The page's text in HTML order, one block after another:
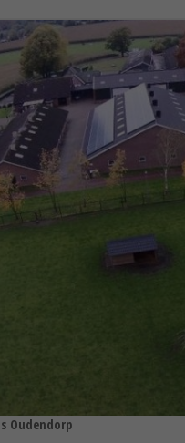
Oudendorp